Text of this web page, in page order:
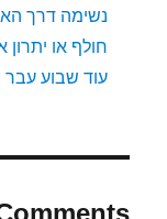
נשימה דרך
חולף או יתרון
עוד שבוע עבר